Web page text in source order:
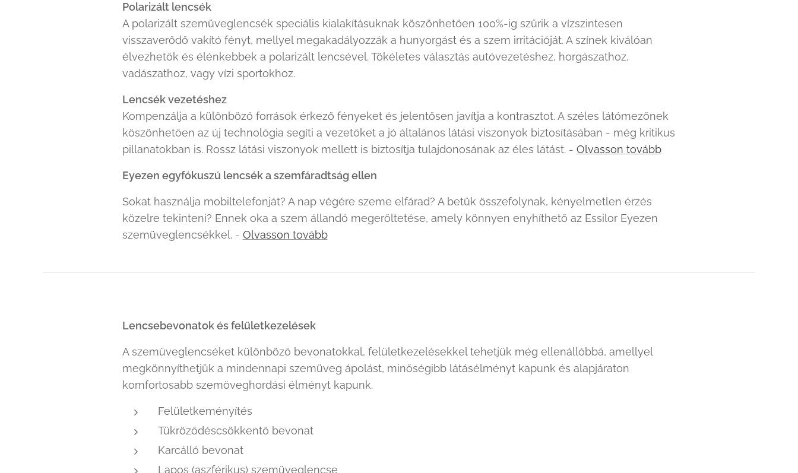
Polarizált lencsék
A polarizált szemüveglencsék speciális kialakításuknak köszönhetően 100%-ig szűrik a vízszintesen
visszaverődő vakító fényt, mellyel megakadályozzák a hunyorgást és a szem irritációját. A színek kiválóan
élvezhetők és élénkebbek a polarizált lencsével. Tökéletes választás autóvezetéshez, horgászathoz,
vadászathoz, vagy vízi sportokhoz.
Lencsék vezetéshez
Kompenzálja a különböző források érkező fényeket és jelentősen javítja a kontrasztot. A széles látómezőnek
köszönhetően az új technológia segíti a vezetőket a jó általános látási viszonyok biztosításában - még kritikus
pillanatokban is. Rossz látási viszonyok mellett is biztosítja tulajdonosának az éles látást. - Olvasson tovább
Eyezen egyfókuszú lencsék a szemfáradtság ellen
Sokat használja mobiltelefonját? A nap végére szeme elfárad? A betűk összefolynak, kényelmetlen érzés
közelre tekinteni? Ennek oka a szem állandó megerőltetése, amely könnyen enyhíthető az Essilor Eyezen
szemüveglencsékkel. - Olvasson tovább
Lencsebevonatok és felületkezelések
A szemüveglencséket különböző bevonatokkal, felületkezelésekkel tehetjük még ellenállóbbá, amellyel
megkönnyíthetjük a mindennapi szemüveg ápolást, minőségibb látásélményt kapunk és alapjáraton
komfortosabb szemöveghordási élményt kapunk.
Felületkeményítés
Tükröződéscsökkentő bevonat
Karcálló bevonat
Lapos (aszférikus) szemüveglencse